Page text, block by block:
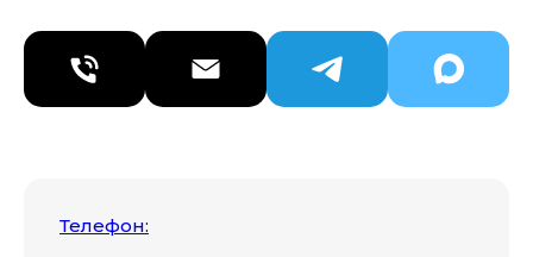
Телефон: